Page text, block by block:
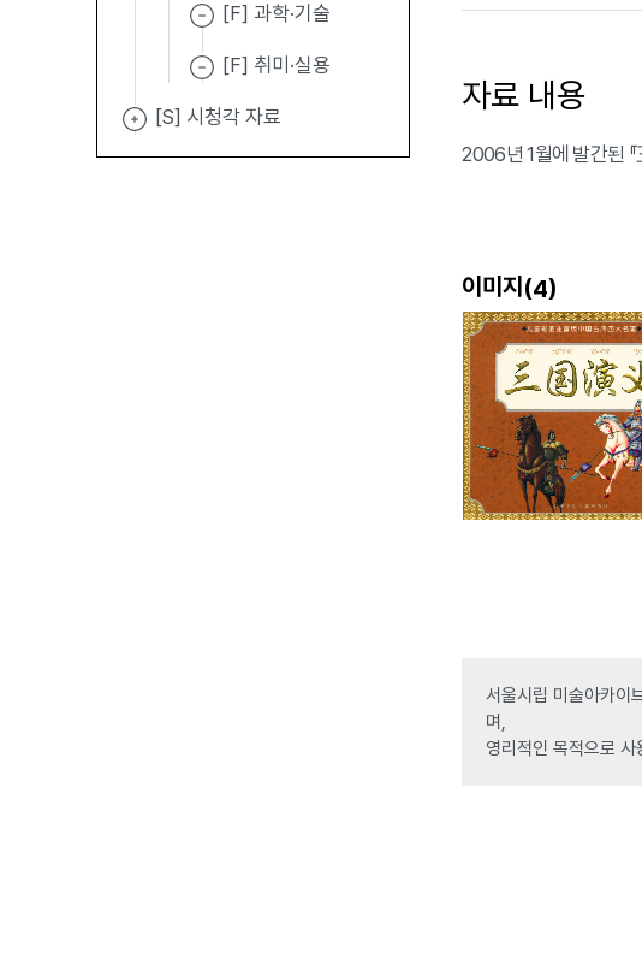
[F] 과학·기술
[F] 취미·실용
[S] 시청각 자료
자료 내용
2006년 1월에 발간된
이미지(4)
서울시립 미술아카이
며,
영리적인 목적으로